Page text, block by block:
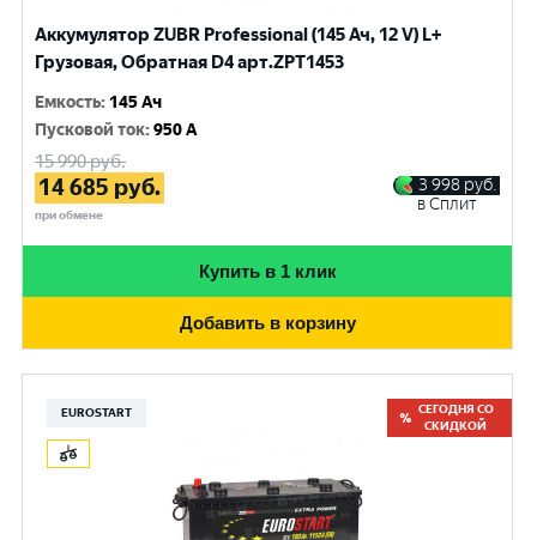
Аккумулятор ZUBR Professional (145 Ач, 12 V) L+
Грузовая, Обратная D4 арт.ZPT1453
Емкость: 145 Ач
Пусковой ток:950 A
15 990руб.
14 685 руб.
при обмене
3 998 руб.
в Сплит
Купить в 1 клик
Добавить в корзину
EUROSTART
СЕГОДНЯ СО
СКИДКОЙ